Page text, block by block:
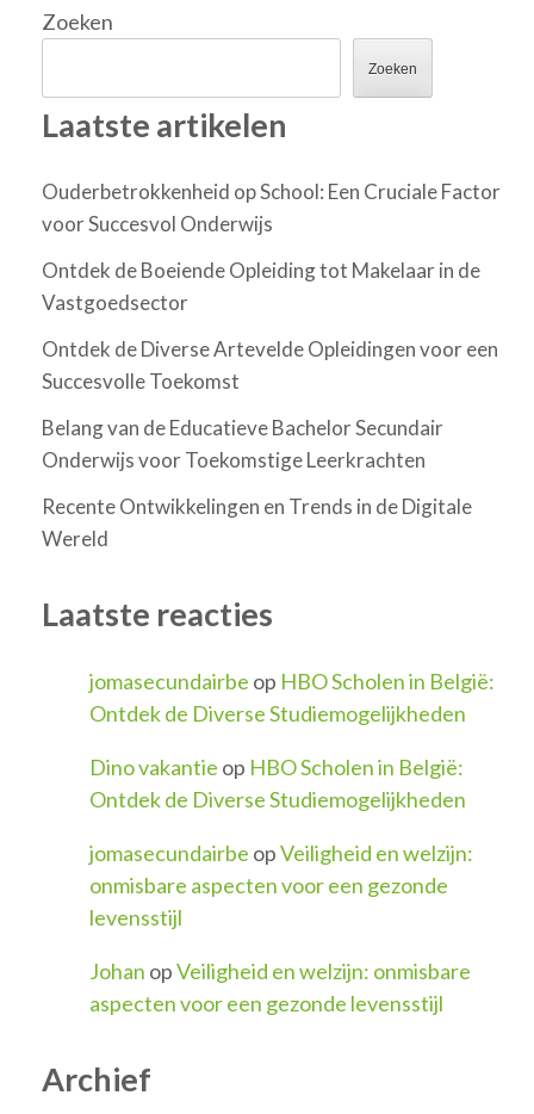
Zoeken
Zoeken
Laatste artikelen
Ouderbetrokkenheid op School: Een Cruciale Factor
voor Succesvol Onderwijs
Ontdek de Boeiende Opleiding tot Makelaar in de
Vastgoedsector
Ontdek de Diverse Artevelde Opleidingen voor een
Succesvolle Toekomst
Belang van de Educatieve Bachelor Secundair
Onderwijs voor Toekomstige Leerkrachten
Recente Ontwikkelingen en Trends in de Digitale
Wereld
Laatste reacties
jomasecundairbe op HBO Scholen in België:
Ontdek de Diverse Studiemogelijkheden
Dino vakantie op HBO Scholen in België:
Ontdek de Diverse Studiemogelijkheden
jomasecundairbe opVeiligheid en welzijn:
onmisbare aspecten voor een gezonde
levensstijl
Johan opVeiligheid en welzijn: onmisbare
aspecten voor een gezonde levensstijl
Archief